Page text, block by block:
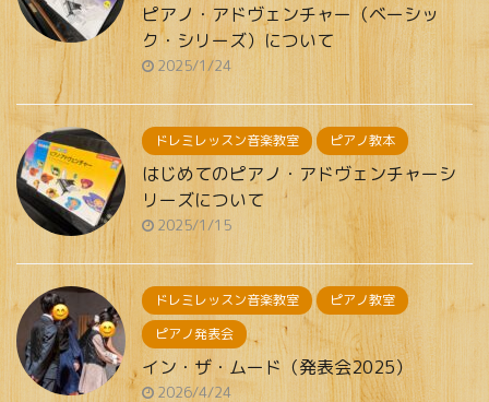
ピアノ・アドヴェンチャー（ベーシッ
ク・シリーズ）について
2025/1/24
ドレミレッスン音楽教室 ピアノ教本
はじめてのピアノ・アドヴェンチャーシ
リーズについて
2025/1/15
ドレミレッスン音楽教室
ピアノ教室
ピアノ発表会
イン・ザ・ムード（発表会2025）
2026/4/24